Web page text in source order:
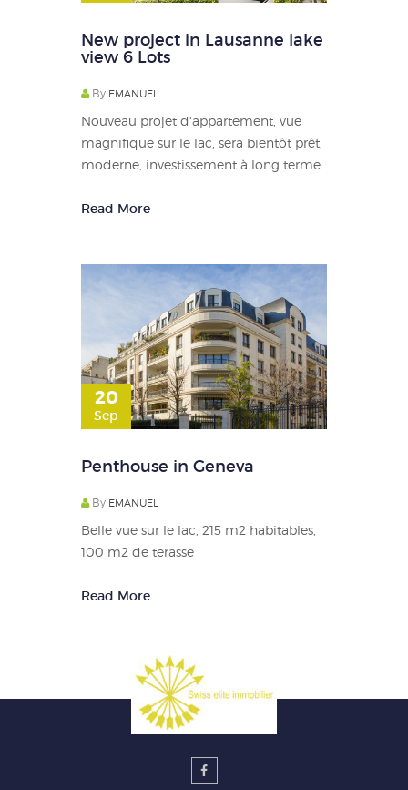
New project in Lausanne lake
view 6 Lots
By EMANUEL
Nouveau projet d'appartement, vue
magnifique sur le lac, sera bientôt prêt,
moderne, investissement à long terme
Read More
20
Sep
Penthouse in Geneva
By EMANUEL
Belle vue sur le lac, 215 m2 habitables,
100 m2 de terasse
Read More